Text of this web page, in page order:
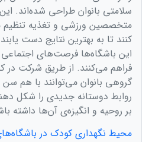
سلامتی بانوان طراحی شده‌اند.
متخصصین ورزشی و تغذیه تنظیم
کنند تا به بهترین نتایج دست
این باشگاه‌ها فرصت‌های اجتماعی
فراهم می‌کنند. از طریق شرکت در
گروهی بانوان می‌توانند با هم
روابط دوستانه جدیدی را شکل
بر روحیه و انگیزه‌ی آن‌ها داشته
محیط نگهداری کودک در